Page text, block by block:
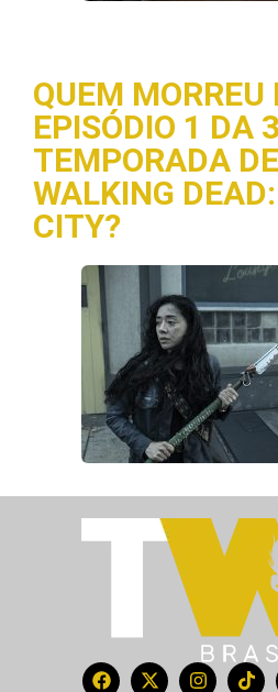
QUEM MORREU
EPISÓDIO 1 DA
TEMPORADA
WALKING
CITY?